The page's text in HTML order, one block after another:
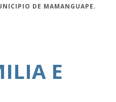
DE MAMANGUAPE.
E